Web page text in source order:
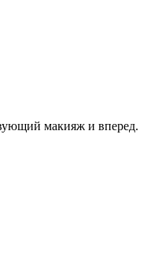
макияж и вперед.